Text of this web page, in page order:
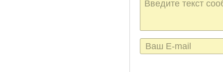
сообщения
E-
mail